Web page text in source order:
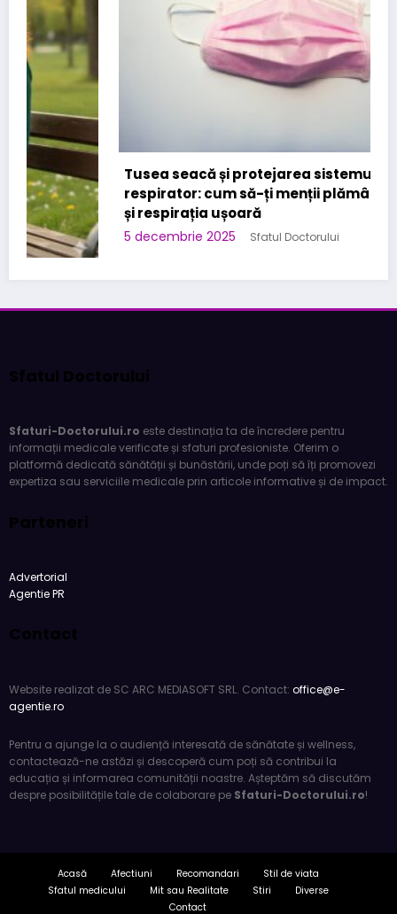
Tusea seacă și protejarea sistemului
respirator: cum să-ți menții plămânii sănătoși
și respirația ușoară
5 decembrie 2025 Sfatul Doctorului
Sfatul Doctorului
Sfaturi-Doctorului.ro este destinația ta de încredere pentru
informații medicale verificate și sfaturi profesioniste. Oferim o
platformă dedicată sănătății și bunăstării, unde poți să îți promovezi
expertiza sau serviciile medicale prin articole informative și de impact.
Parteneri
Advertorial
Agentie PR
Contact
Website realizat de SC ARC MEDIASOFT SRL. Contact: office@e-
agentie.ro
Pentru a ajunge la o audiență interesată de sănătate și wellness,
contactează-ne astăzi și descoperă cum poți să contribui la
educația și informarea comunității noastre. Așteptăm să discutăm
despre posibilitățile tale de colaborare pe Sfaturi-Doctorului.ro!
Acasă Afectiuni Recomandari
Stil de viata
Sfatul medicului
Mit sau Realitate Stiri
Diverse
Contact